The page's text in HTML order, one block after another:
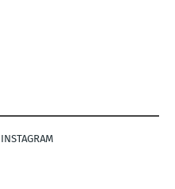
INSTAGRAM